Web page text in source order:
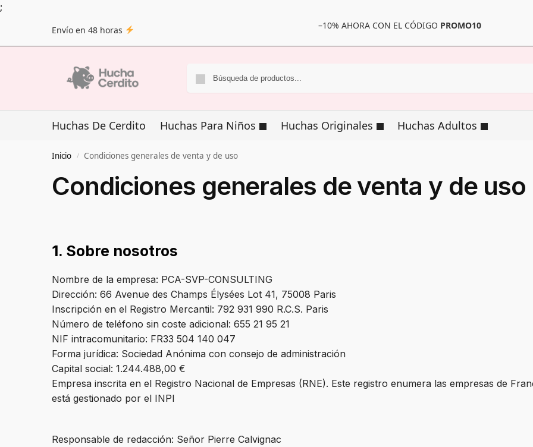
;
Envío en 48 horas –10% AHORA CON EL CÓDIGO PROMO10
Huchas De Cerdito Huchas Para Niños Huchas Originales Huchas Adultos
Inicio / Condiciones generales de venta y de uso
Condiciones generales de venta y de uso
1. Sobre nosotros
Nombre de la empresa: PCA-SVP-CONSULTING
Dirección: 66 Avenue des Champs Élysées Lot 41, 75008 Paris
Inscripción en el Registro Mercantil: 792 931 990 R.C.S. Paris
Número de teléfono sin coste adicional: 655 21 95 21
NIF intracomunitario: FR33 504 140 047
Forma jurídica: Sociedad Anónima con consejo de administración
Capital social: 1.244.488,00 €
Empresa inscrita en el Registro Nacional de Empresas (RNE). Este registro enumera las empresas de
está gestionado por el INPI
Responsable de redacción: Señor Pierre Calvignac